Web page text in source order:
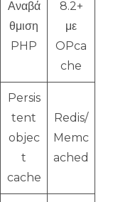
Αναβά
θμιση
PHP
8.2+
με
OPca
che
Persis
tent
objec
t
cache
Redis/
Memc
ached